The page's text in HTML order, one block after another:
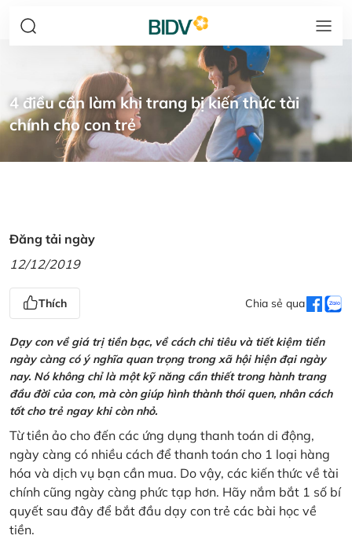
4 điều cần làm khi trang bị kiến thức tài
chính cho con trẻ
Đăng tải ngày
12/12/2019
Thích Chia sẻ qua
Dạy con về giá trị tiền bạc, về cách chi tiêu và tiết kiệm tiền
ngày càng có ý nghĩa quan trọng trong xã hội hiện đại ngày
nay. Nó không chỉ là một kỹ năng cần thiết trong hành trang
đầu đời của con, mà còn giúp hình thành thói quen, nhân cách
tốt cho trẻ ngay khi còn nhỏ.
Từ tiền ảo cho đến các ứng dụng thanh toán di động,
ngày càng có nhiều cách để thanh toán cho 1 loại hàng
hóa và dịch vụ bạn cần mua. Do vậy, các kiến thức về tài
chính cũng ngày càng phức tạp hơn. Hãy nắm bắt 1 số bí
quyết sau đây để bắt đầu dạy con trẻ các bài học về
tiền.